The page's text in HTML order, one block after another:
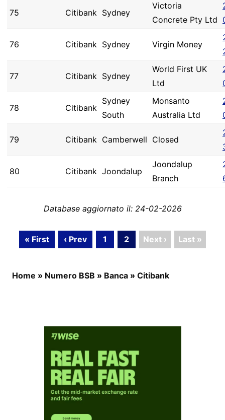
75 Citibank Sydney
Victoria
Concrete Pty Ltd
76 Citibank Sydney Virgin Money
77 Citibank Sydney
World First UK
Ltd
78 Citibank
Sydney
South
Monsanto
Australia Ltd
79 Citibank Camberwell Closed
80 Citibank Joondalup
Joondalup
Branch
Database aggiornato il: 24-02-2026
« First ‹ Prev 1 2 Next › Last »
Home » Numero BSB » Banca » Citibank